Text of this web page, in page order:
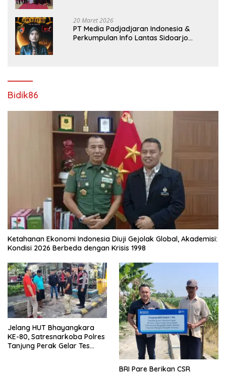
20 Maret 2026
PT Media Padjadjaran Indonesia &
Perkumpulan Info Lantas Sidoarjo
Bidik86
Ketahanan Ekonomi Indonesia Diuji Gejolak Global, Akademisi:
Kondisi 2026 Berbeda dengan Krisis 1998
Jelang HUT Bhayangkara
KE-80, Satresnarkoba Polres
Tanjung Perak Gelar Tes
BRI Pare Berikan CSR